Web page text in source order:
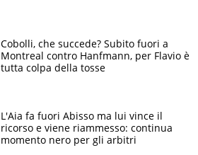
Cobolli, che succede? Subito fuori a
Montreal contro Hanfmann, per Flavio è
tutta colpa della tosse
L'Aia fa fuori Abisso ma lui vince il
ricorso e viene riammesso: continua
momento nero per gli arbitri